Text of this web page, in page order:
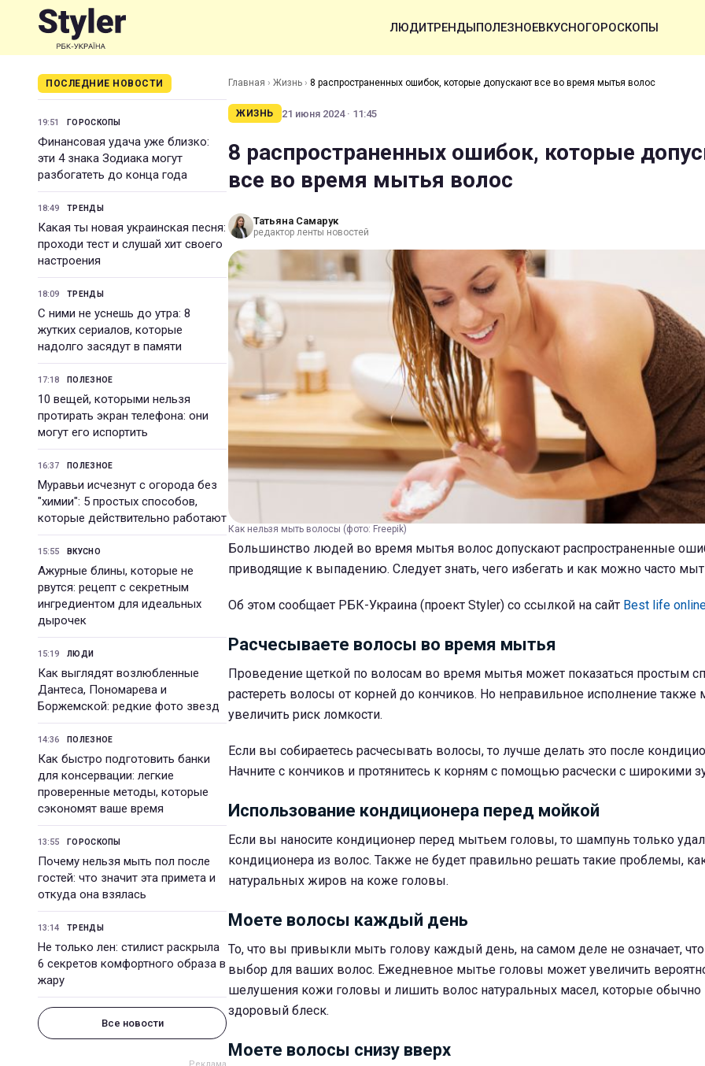
ЛЮДИТРЕНДЫПОЛЕЗНОЕВКУСНОГОРОСКОПЫ
ПОСЛЕДНИЕ НОВОСТИ
19:51 ГОРОСКОПЫ
Финансовая удача уже близко:
эти 4 знака Зодиака могут
разбогатеть до конца года
18:49 ТРЕНДЫ
Какая ты новая украинская песня:
проходи тест и слушай хит своего
настроения
18:09 ТРЕНДЫ
С ними не уснешь до утра: 8
жутких сериалов, которые
надолго засядут в памяти
17:18 ПОЛЕЗНОЕ
10 вещей, которыми нельзя
протирать экран телефона: они
могут его испортить
16:37 ПОЛЕЗНОЕ
Муравьи исчезнут с огорода без
"химии": 5 простых способов,
которые действительно работают
15:55 ВКУСНО
Ажурные блины, которые не
рвутся: рецепт с секретным
ингредиентом для идеальных
дырочек
15:19 ЛЮДИ
Как выглядят возлюбленные
Дантеса, Пономарева и
Боржемской: редкие фото звезд
14:36 ПОЛЕЗНОЕ
Как быстро подготовить банки
для консервации: легкие
проверенные методы, которые
сэкономят ваше время
13:55 ГОРОСКОПЫ
Почему нельзя мыть пол после
гостей: что значит эта примета и
откуда она взялась
13:14 ТРЕНДЫ
Не только лен: стилист раскрыла
6 секретов комфортного образа в
жару
Все новости
Главная › Жизнь › 8 распространенных ошибок, которые допускают все во время мытья волос
ЖИЗНЬ 21 июня 2024 · 11:45
8 распространенных ошибок, которые
все во время мытья волос
Татьяна Самарук
редактор ленты новостей
Как нельзя мыть волосы (фото: Freepik)
Большинство людей во время мытья волос допускают распространенные
приводящие к выпадению. Следует знать, чего избегать и как можно часто
Об этом сообщает РБК-Украина (проект Styler) со ссылкой на сайт Best life
Расчесываете волосы во время мытья
Проведение щеткой по волосам во время мытья может показаться простым
растереть волосы от корней до кончиков. Но неправильное исполнение также
увеличить риск ломкости.
Если вы собираетесь расчесывать волосы, то лучше делать это после
Начните с кончиков и протянитесь к корням с помощью расчески с широкими
Использование кондиционера перед мойкой
Если вы наносите кондиционер перед мытьем головы, то шампунь только
кондиционера из волос. Также не будет правильно решать такие проблемы,
натуральных жиров на коже головы.
Моете волосы каждый день
То, что вы привыкли мыть голову каждый день, на самом деле не означает,
выбор для ваших волос. Ежедневное мытье головы может увеличить
шелушения кожи головы и лишить волос натуральных масел, которые
здоровый блеск.
Моете волосы снизу вверх